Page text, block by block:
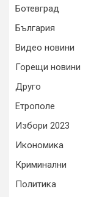
Ботевград
България
Видео новини
Горещи новини
Друго
Етрополе
Избори 2023
Икономика
Криминални
Политика